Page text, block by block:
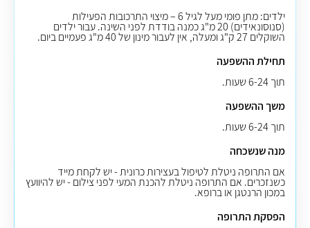
ילדים:
מתן פומי מעל לגיל 6 – מיצוי התרכובות הפעילות
(סנוסונאידים) 20 מ"ג כמנה בודדת לפני השינה. עבור ילדים
השוקלים 27 ק"ג ומעלה, אין לעבור מינון של 40 מ"ג פעמיים ביום.
תחילת ההשפעה
תוך 6-24 שעות.
משך ההשפעה
תוך 6-24 שעות.
מנה שנשכחה
אם התרופה ניטלת לטיפול בעצירות כרונית - יש לקחת מייד
כשנזכרים. אם התרופה ניטלת להכנת המעי לפני צילום - יש להיוועץ
במכון הרנטגן או ברופא.
הפסקת התרופה